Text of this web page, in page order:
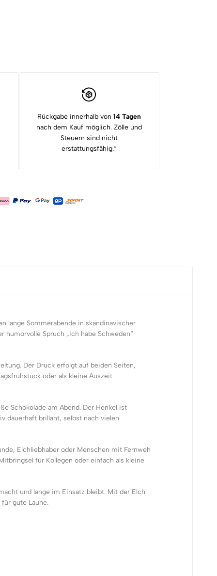
Rückgabe innerhalb von 14 Tagen
nach dem Kauf möglich. Zölle und
Steuern sind nicht
erstattungsfähig.“
lange Sommerabende in skandinavischer
Spruch „Ich habe Schweden“
Der Druck erfolgt auf beiden Seiten,
oder als kleine Auszeit
Schokolade am Abend. Der Henkel ist
dauerhaft brillant, selbst nach vielen
Elchliebhaber oder Menschen mit Fernweh
für Kollegen oder einfach als kleine
und lange im Einsatz bleibt. Mit der Elch
gute Laune.